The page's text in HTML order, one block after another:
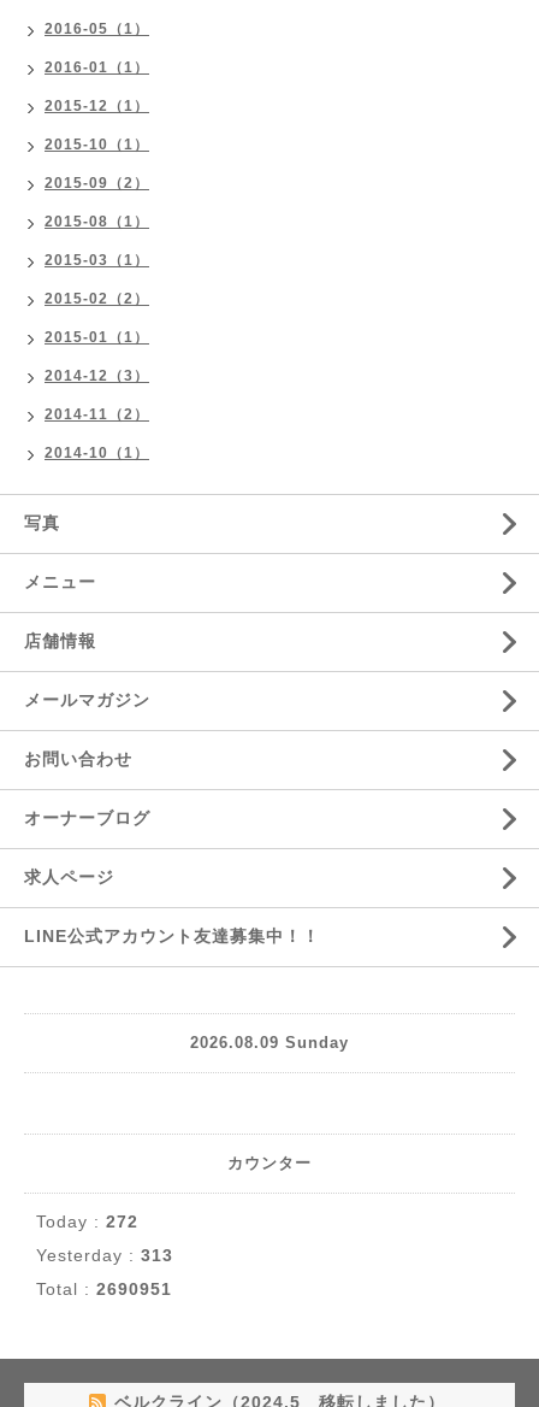
2016-05（1）
2016-01（1）
2015-12（1）
2015-10（1）
2015-09（2）
2015-08（1）
2015-03（1）
2015-02（2）
2015-01（1）
2014-12（3）
2014-11（2）
2014-10（1）
写真
メニュー
店舗情報
メールマガジン
お問い合わせ
オーナーブログ
求人ページ
LINE公式アカウント友達募集中！！
2026.08.09 Sunday
カウンター
Today : 272
Yesterday : 313
Total : 2690951
ベルクライン（2024.5 移転しました）